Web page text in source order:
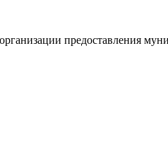
предоставления